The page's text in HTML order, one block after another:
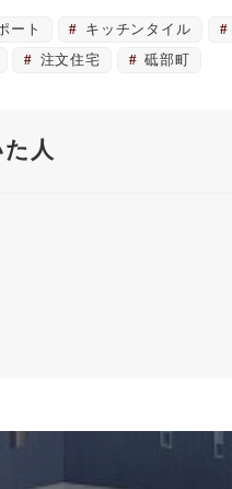
ート キッチンタイル
注文住宅 砥部町
人